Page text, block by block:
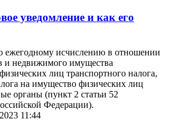
уведомление и как его
ежегодному исчислению в отношении
и недвижимого имущества
лиц транспортного налога,
на имущество физических лиц
органы (пункт 2 статьи 52
Федерации).
11:44